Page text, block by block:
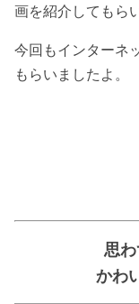
画を紹介してもら
今回もインターネ
もらいましたよ。
思わ
かわ